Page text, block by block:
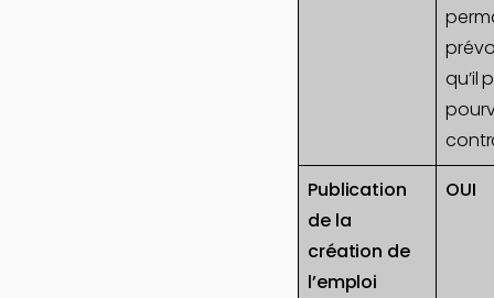
qu’il
Publication
de la
création de
l’emploi
OUI